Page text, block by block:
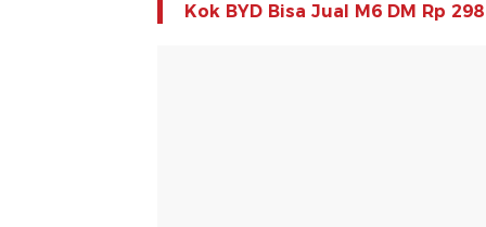
Kok BYD Bisa Jual M6 DM Rp